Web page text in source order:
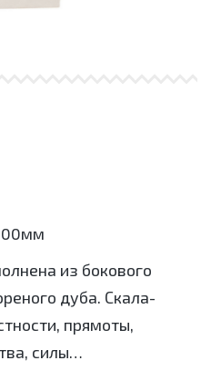
из бокового
дуба. Скала-
прямоты,
силы…